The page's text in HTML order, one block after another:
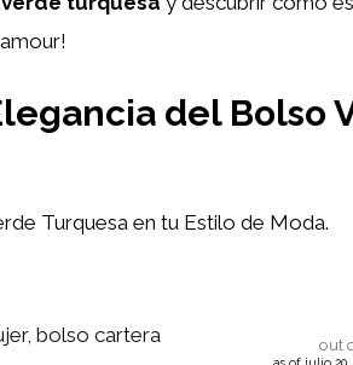
del Bolso
Turquesa en tu Estilo de Moda.
bolso cartera
out